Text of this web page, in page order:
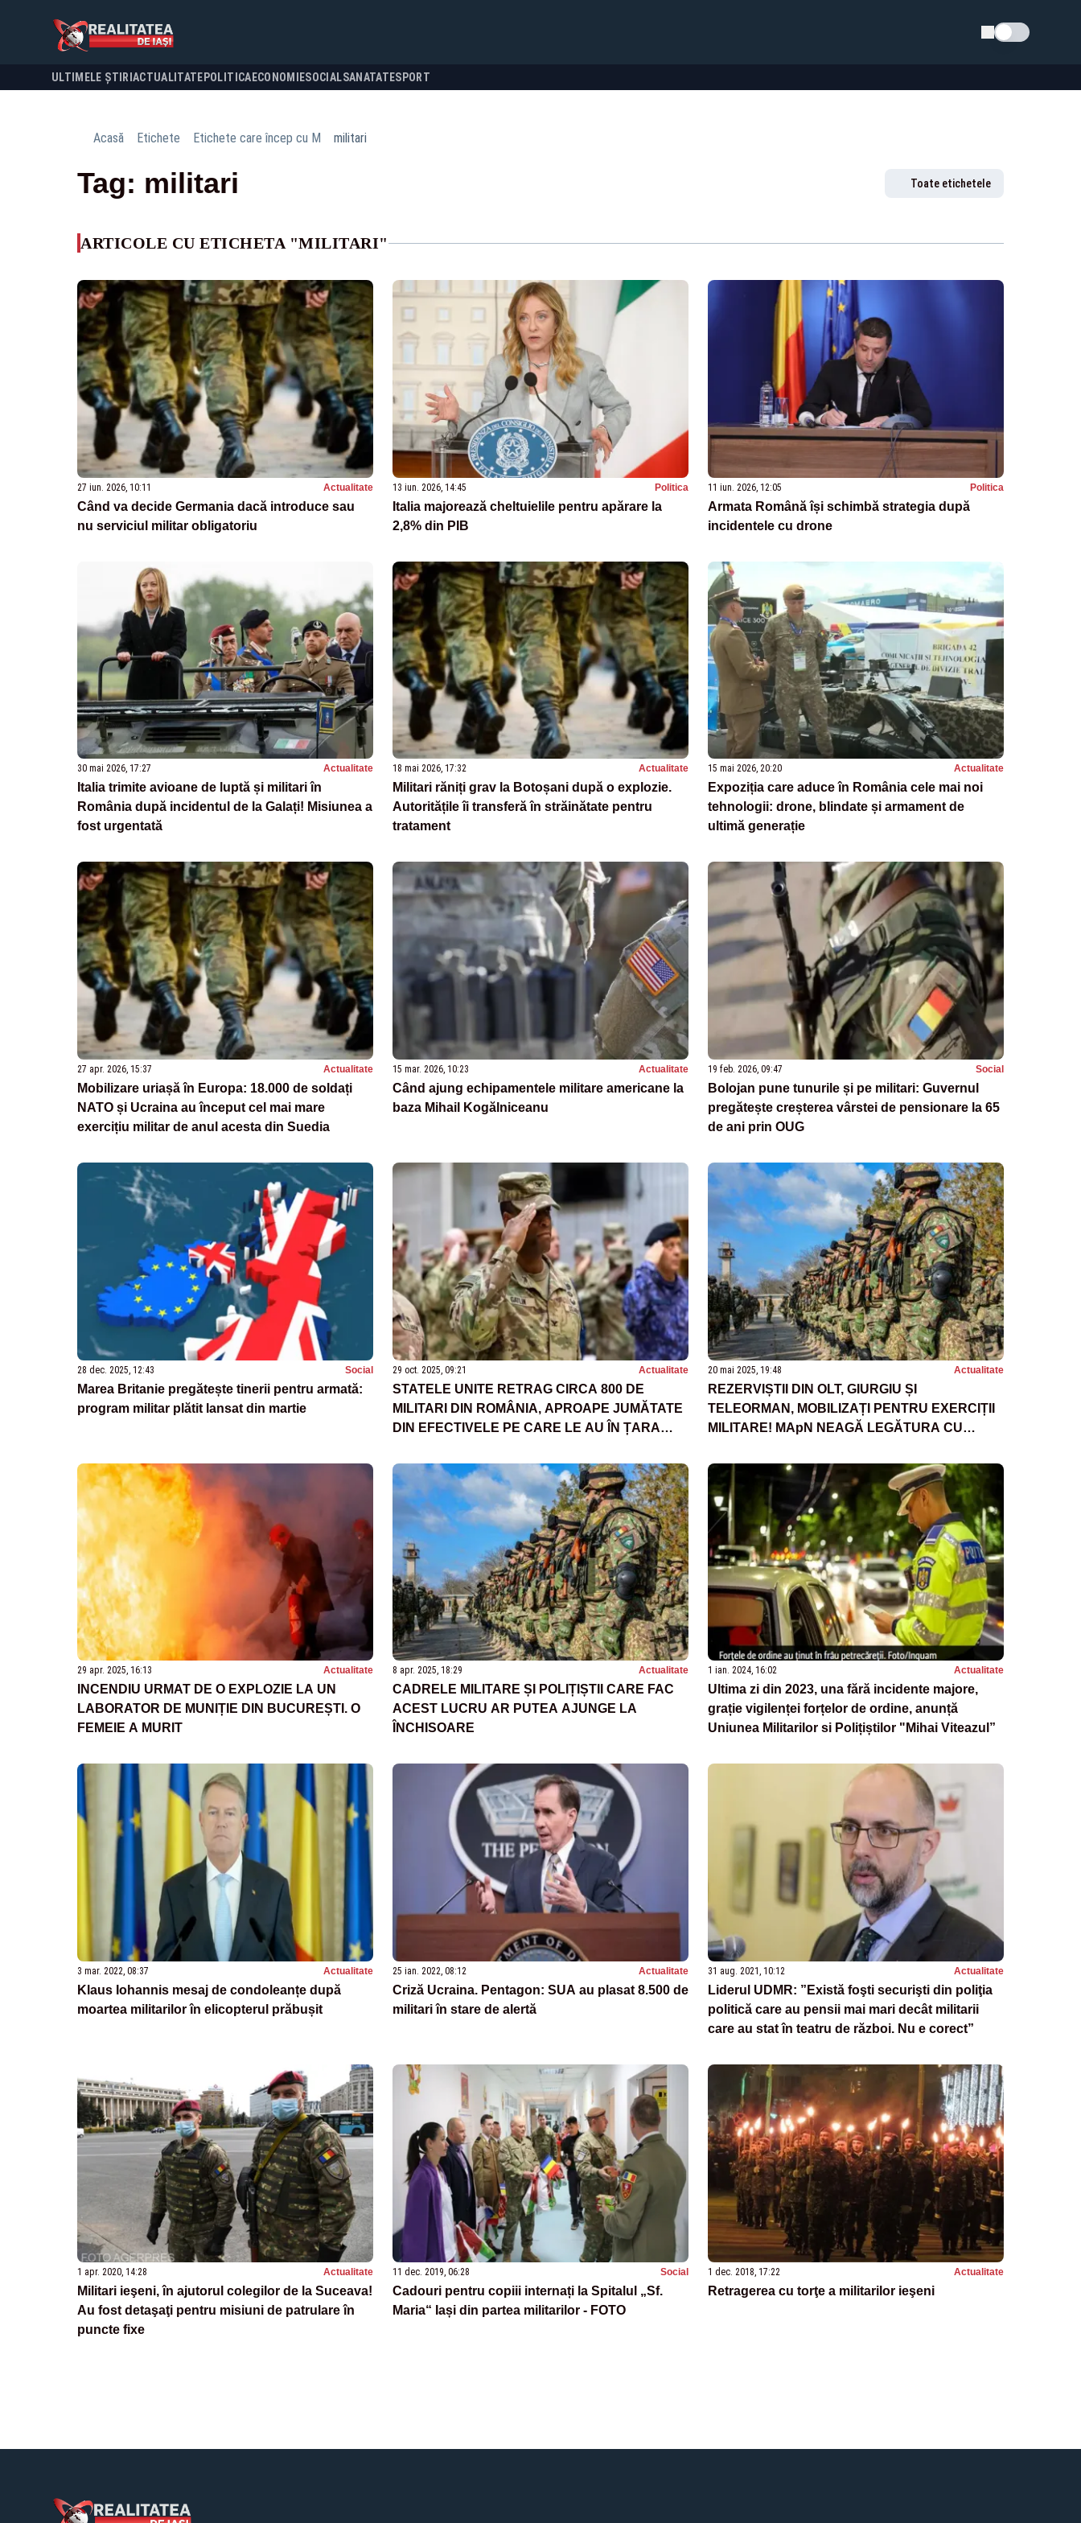
Schimba tema
ULTIMELE ȘTIRI ACTUALITATE POLITICA ECONOMIESOCIALSANATATESPORT
Acasă Etichete Etichete care încep cu M militari
Tag: militari Toate etichetele
ARTICOLE CU ETICHETA "MILITARI"
27 iun. 2026, 10:11 Actualitate
Când va decide Germania dacă introduce sau
nu serviciul militar obligatoriu
13 iun. 2026, 14:45 Politica
Italia majorează cheltuielile pentru apărare la
2,8% din PIB
11 iun. 2026, 12:05 Politica
Armata Română își schimbă strategia după
incidentele cu drone
30 mai 2026, 17:27 Actualitate
Italia trimite avioane de luptă și militari în
România după incidentul de la Galați! Misiunea a
fost urgentată
18 mai 2026, 17:32 Actualitate
Militari răniți grav la Botoșani după o explozie.
Autoritățile îi transferă în străinătate pentru
tratament
15 mai 2026, 20:20 Actualitate
Expoziția care aduce în România cele mai noi
tehnologii: drone, blindate și armament de
ultimă generație
27 apr. 2026, 15:37 Actualitate
Mobilizare uriașă în Europa: 18.000 de soldați
NATO și Ucraina au început cel mai mare
exercițiu militar de anul acesta din Suedia
15 mar. 2026, 10:23 Actualitate
Când ajung echipamentele militare americane la
baza Mihail Kogălniceanu
19 feb. 2026, 09:47 Social
Bolojan pune tunurile și pe militari: Guvernul
pregătește creșterea vârstei de pensionare la 65
de ani prin OUG
28 dec. 2025, 12:43 Social
Marea Britanie pregătește tinerii pentru armată:
program militar plătit lansat din martie
29 oct. 2025, 09:21 Actualitate
STATELE UNITE RETRAG CIRCA 800 DE
MILITARI DIN ROMÂNIA, APROAPE JUMĂTATE
DIN EFECTIVELE PE CARE LE AU ÎN ȚARA
20 mai 2025, 19:48 Actualitate
REZERVIȘTII DIN OLT, GIURGIU ȘI
TELEORMAN, MOBILIZAȚI PENTRU EXERCIȚII
MILITARE! MApN NEAGĂ LEGĂTURA CU
29 apr. 2025, 16:13 Actualitate
INCENDIU URMAT DE O EXPLOZIE LA UN
LABORATOR DE MUNIȚIE DIN BUCUREȘTI. O
FEMEIE A MURIT
8 apr. 2025, 18:29 Actualitate
CADRELE MILITARE ȘI POLIȚIȘTII CARE FAC
ACEST LUCRU AR PUTEA AJUNGE LA
ÎNCHISOARE
1 ian. 2024, 16:02 Actualitate
Ultima zi din 2023, una fără incidente majore,
grație vigilenței forțelor de ordine, anunță
Uniunea Militarilor si Polițiștilor "Mihai Viteazul”
3 mar. 2022, 08:37 Actualitate
Klaus Iohannis mesaj de condoleanțe după
moartea militarilor în elicopterul prăbușit
25 ian. 2022, 08:12 Actualitate
Criză Ucraina. Pentagon: SUA au plasat 8.500 de
militari în stare de alertă
31 aug. 2021, 10:12 Actualitate
Liderul UDMR: ”Există foşti securişti din poliţia
politică care au pensii mai mari decât militarii
care au stat în teatru de război. Nu e corect”
1 apr. 2020, 14:28 Actualitate
Militari ieşeni, în ajutorul colegilor de la Suceava!
Au fost detaşaţi pentru misiuni de patrulare în
puncte fixe
11 dec. 2019, 06:28 Social
Cadouri pentru copiii internați la Spitalul „Sf.
Maria“ Iași din partea militarilor - FOTO
1 dec. 2018, 17:22 Actualitate
Retragerea cu torţe a militarilor ieşeni